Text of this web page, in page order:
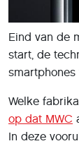
Eind van de
start, de
Welke
op dat MWC
In deze